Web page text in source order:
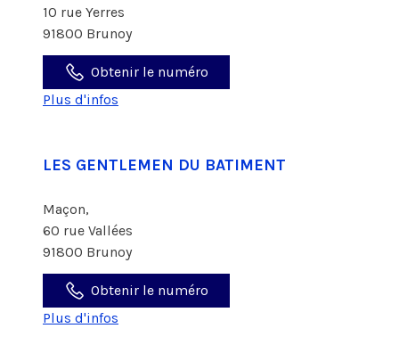
10 rue Yerres
91800 Brunoy
Obtenir le numéro
Plus d'infos
LES GENTLEMEN DU BATIMENT
Maçon,
60 rue Vallées
91800 Brunoy
Obtenir le numéro
Plus d'infos